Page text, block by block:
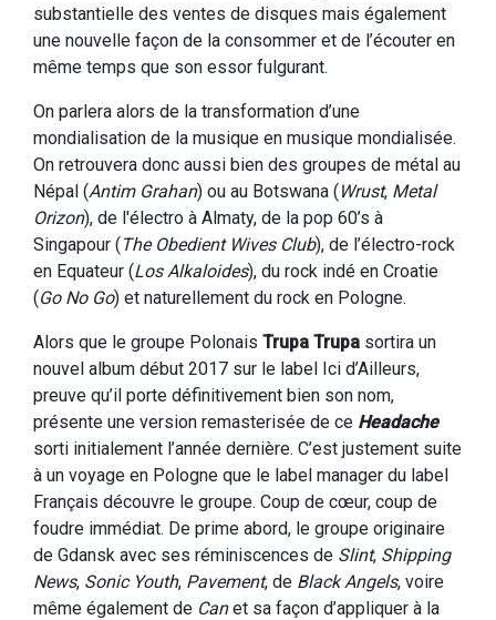
substantielle des ventes de disques mais également
une nouvelle façon de la consommer et de l’écouter en
même temps que son essor fulgurant.
On parlera alors de la transformation d’une
mondialisation de la musique en musique mondialisée.
On retrouvera donc aussi bien des groupes de métal au
Népal (Antim Grahan) ou au Botswana (Wrust, Metal
Orizon), de l'électro à Almaty, de la pop 60’s à
Singapour (The Obedient Wives Club), de l’électro-rock
en Equateur (Los Alkaloides), du rock indé en Croatie
(Go No Go) et naturellement du rock en Pologne.
Alors que le groupe Polonais Trupa Trupa sortira un
nouvel album début 2017 sur le label Ici d’Ailleurs,
preuve qu’il porte définitivement bien son nom,
présente une version remasterisée de ce Headache
sorti initialement l’année dernière. C’est justement suite
à un voyage en Pologne que le label manager du label
Français découvre le groupe. Coup de cœur, coup de
foudre immédiat. De prime abord, le groupe originaire
de Gdansk avec ses réminiscences de Slint, Shipping
News, Sonic Youth, Pavement, de Black Angels, voire
même également de Canet sa façon d’appliquer à la